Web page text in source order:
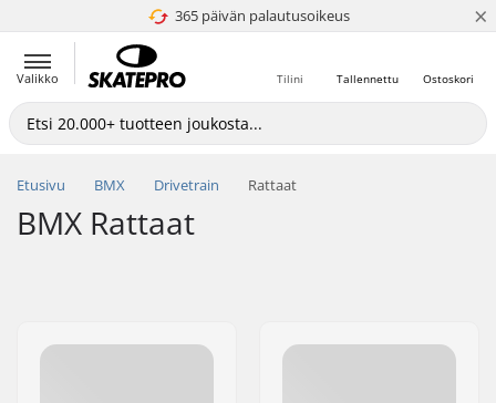
365 päivän palautusoikeus
4.8 / 5 ×
Valikko Ostoskori
Tallennettu
Tilini
Etusivu BMX Drivetrain Rattaat
BMX Rattaat